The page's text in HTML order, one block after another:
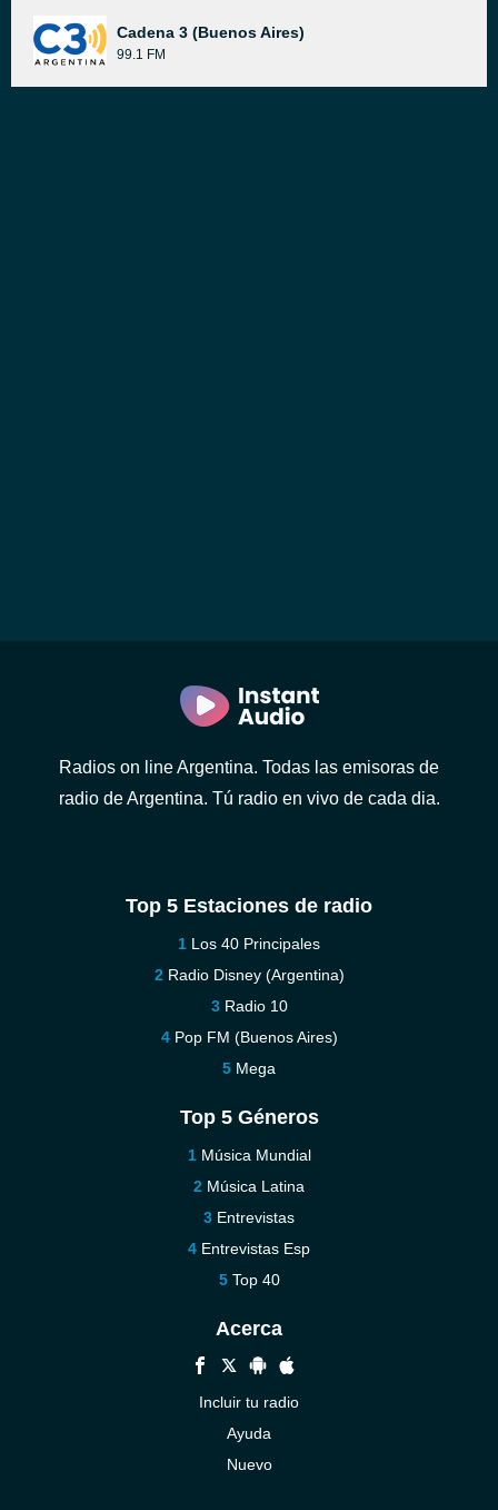
Cadena 3 (Buenos Aires)
99.1 FM
Radios on line Argentina. Todas las emisoras de
radio de Argentina. Tú radio en vivo de cada dia.
Top 5 Estaciones de radio
Los 40 Principales
Radio Disney (Argentina)
Radio 10
Pop FM (Buenos Aires)
Mega
Top 5 Géneros
Música Mundial
Música Latina
Entrevistas
Entrevistas Esp
Top 40
Acerca
Incluir tu radio
Ayuda
Nuevo